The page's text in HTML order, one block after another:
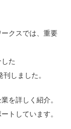
クスでは、重要
た
しました。
を詳しく紹介。
トしています。